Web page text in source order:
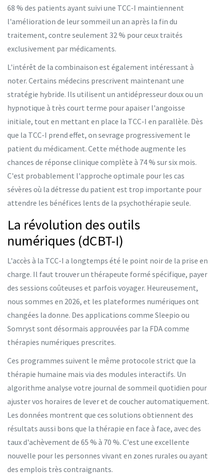
68 % des patients ayant suivi une TCC-I maintiennent
l'amélioration de leur sommeil un an après la fin du
traitement, contre seulement 32 % pour ceux traités
exclusivement par médicaments.
L'intérêt de la combinaison est également intéressant à
noter. Certains médecins prescrivent maintenant une
stratégie hybride. Ils utilisent un antidépresseur doux ou un
hypnotique à très court terme pour apaiser l'angoisse
initiale, tout en mettant en place la TCC-I en parallèle. Dès
que la TCC-I prend effet, on sevrage progressivement le
patient du médicament. Cette méthode augmente les
chances de réponse clinique complète à 74 % sur six mois.
C'est probablement l'approche optimale pour les cas
sévères où la détresse du patient est trop importante pour
attendre les bénéfices lents de la psychothérapie seule.
La révolution des outils
numériques (dCBT-I)
L'accès à la TCC-I a longtemps été le point noir de la prise en
charge. Il faut trouver un thérapeute formé spécifique, payer
des sessions coûteuses et parfois voyager. Heureusement,
nous sommes en 2026, et les plateformes numériques ont
changées la donne. Des applications comme Sleepio ou
Somryst sont désormais approuvées par la FDA comme
thérapies numériques prescrites.
Ces programmes suivent le même protocole strict que la
thérapie humaine mais via des modules interactifs. Un
algorithme analyse votre journal de sommeil quotidien pour
ajuster vos horaires de lever et de coucher automatiquement.
Les données montrent que ces solutions obtiennent des
résultats aussi bons que la thérapie en face à face, avec des
taux d'achèvement de 65 % à 70 %. C'est une excellente
nouvelle pour les personnes vivant en zones rurales ou ayant
des emplois très contraignants.